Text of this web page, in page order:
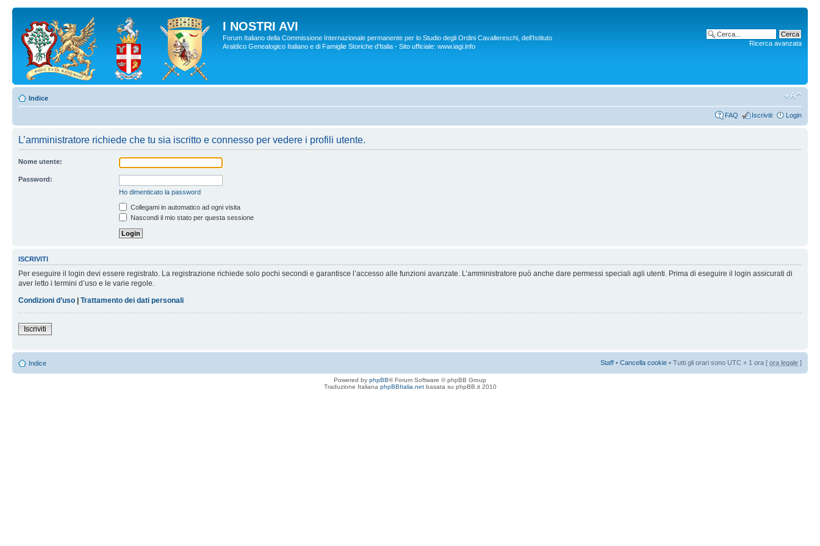
I NOSTRI AVI
Forum Italiano della Commissione Internazionale permanente per lo Studio degli Ordini Cavallereschi, dell’Istituto
Araldico Genealogico Italiano e di Famiglie Storiche d'Italia - Sito ufficiale: www.iagi.info
Ricerca avanzata
Indice
FAQ Iscriviti Login
L’amministratore richiede che tu sia iscritto e connesso per vedere i profili utente.
Nome utente:
Password:
Ho dimenticato la password
Collegami in automatico ad ogni visita
Nascondi il mio stato per questa sessione
ISCRIVITI
Per eseguire il login devi essere registrato. La registrazione richiede solo pochi secondi e garantisce l’accesso alle funzioni avanzate. L’amministratore può anche dare permessi speciali agli utenti. Prima di eseguire il login assicurati di
aver letto i termini d’uso e le varie regole.
Condizioni d’uso | Trattamento dei dati personali
Iscriviti
Indice Staff • Cancella cookie • Tutti gli orari sono UTC + 1 ora [ ora legale ]
Powered by phpBB® Forum Software © phpBB Group
Traduzione Italiana phpBBItalia.netbasata su phpBB.it 2010